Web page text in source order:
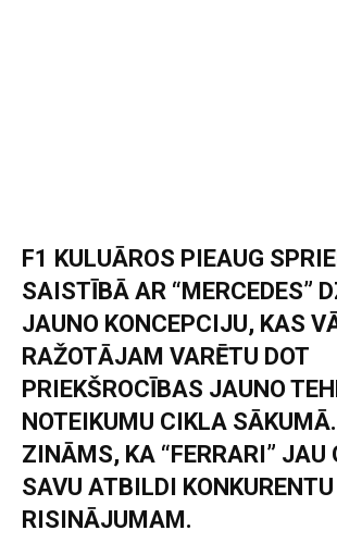
F1 KULUĀROS PIEAUG
SAISTĪBĀ AR “MERCEDES”
JAUNO KONCEPCIJU, KAS
RAŽOTĀJAM VARĒTU DOT
PRIEKŠROCĪBAS JAUNO
NOTEIKUMU CIKLA
ZINĀMS, KA “FERRARI” JAU
SAVU ATBILDI KONKURENTU
RISINĀJUMAM.